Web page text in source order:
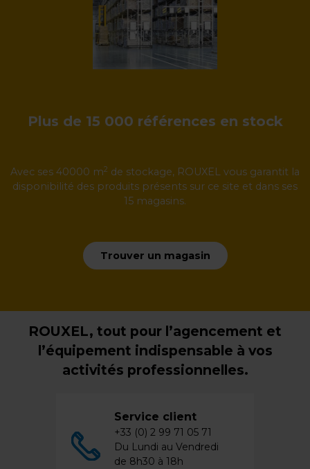
Plus de 15 000 références en stock
Avec ses 40000 m2 de stockage, ROUXEL vous garantit la
disponibilité des produits présents sur ce site et dans ses
15 magasins.
Trouver un magasin
ROUXEL, tout pour l’agencement et
l’équipement indispensable à vos
activités professionnelles.
Service client
+33 (0) 2 99 71 05 71
Du Lundi au Vendredi
de 8h30 à 18h